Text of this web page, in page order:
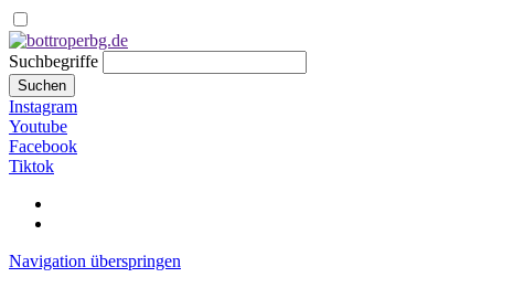
Suchbegriffe
Suchen
Instagram
Youtube
Facebook
Tiktok
Navigation überspringen